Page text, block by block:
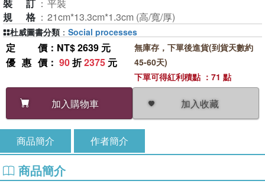
裝訂 ： 平裝
規格 ： 21cm*13.3cm*1.3cm (高/寬/厚)
定價 ：NT$ 2639 元
優惠價 ： 90折2375 元
加入購物車 加入收藏
無庫存，下單後進貨(到貨天數約
45-60天)
下單可得紅利積點 ：71 點
杜威圖書分類 ： Social processes
商品簡介 作者簡介
商品簡介